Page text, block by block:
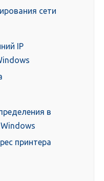
сети
IP
в
принтера